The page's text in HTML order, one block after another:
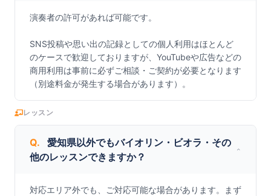
演奏者の許可があれば可能です。
SNS投稿や思い出の記録としての個人利用はほとんど
のケースで歓迎しておりますが、YouTubeや広告などの
商用利用は事前に必ずご相談・ご契約が必要となります
（別途料金が発生する場合があります）。
レッスン
Q.
愛知県以外でもバイオリン・ビオラ・その
他のレッスンできますか？
対応エリア外でも、ご対応可能な場合があります。まず